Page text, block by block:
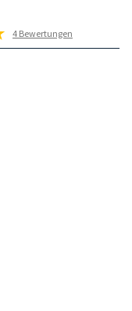
4 Bewertungen